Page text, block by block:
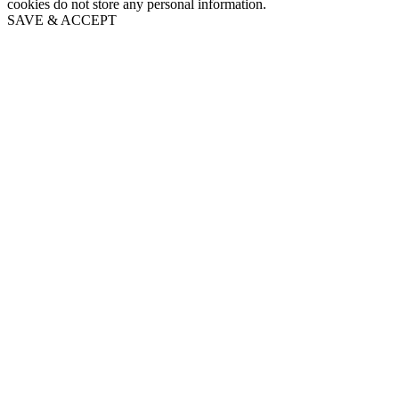
cookies do not store any personal information.
SAVE & ACCEPT